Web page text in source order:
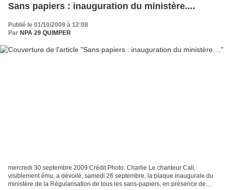
Sans papiers : inauguration du ministère....
Publié le 01/10/2009 à 12:08
Par NPA 29 QUIMPER
mercredi 30 septembre 2009 Crédit Photo: Charlie Le chanteur Cali,
visiblement ému, a dévoilé, samedi 26 septembre, la plaque inaugurale du
ministère de la Régularisation de tous les sans-papiers, en présence de